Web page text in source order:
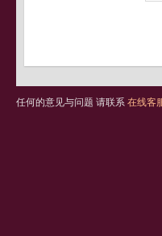
任何的意见与问题 请联系 在线客